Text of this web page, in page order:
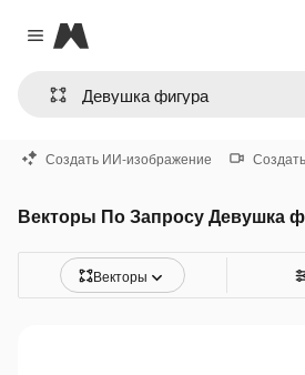
Close menu
Magnific
Создать ИИ-изображение
Векторы По Запросу Девушка
Векторы